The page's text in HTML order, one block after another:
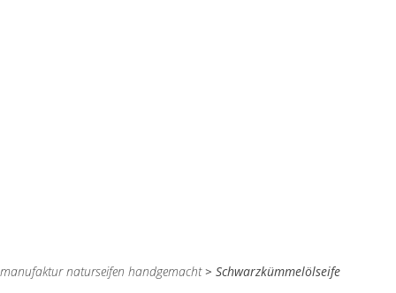
manufaktur naturseifen handgemacht> Schwarzkümmelölseife